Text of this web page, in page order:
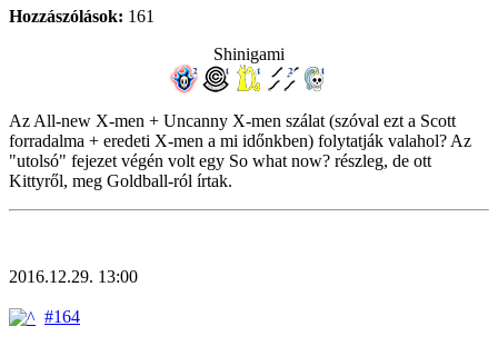
Hozzászólások: 161
Shinigami
Az All-new X-men + Uncanny X-men szálat (szóval ezt a Scott
forradalma + eredeti X-men a mi időnkben) folytatják valahol? Az
"utolsó" fejezet végén volt egy So what now? részleg, de ott
Kittyről, meg Goldball-ról írtak.
2016.12.29. 13:00
#164